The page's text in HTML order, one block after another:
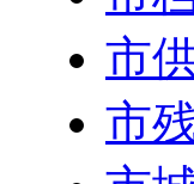
市
市